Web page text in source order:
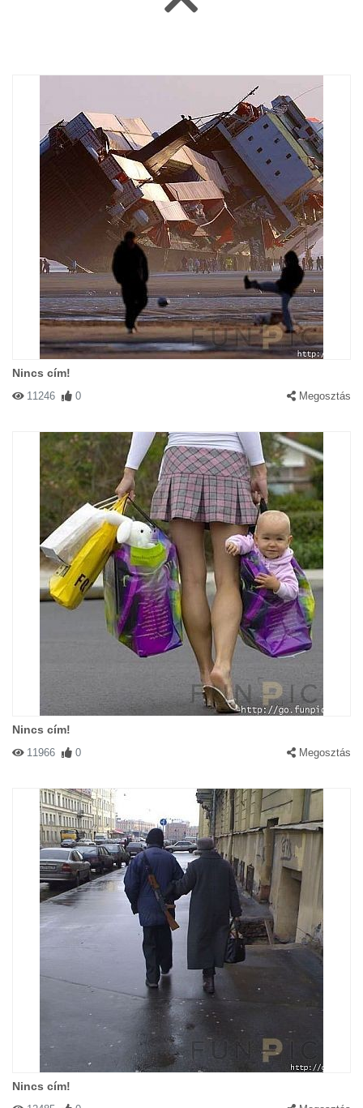
Nincs cím!
11246 0 Megosztás
Nincs cím!
11966 0 Megosztás
Nincs cím!